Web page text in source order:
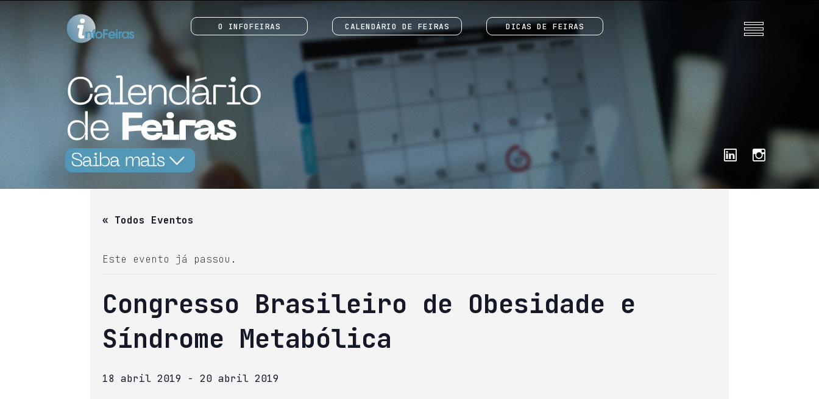
O INFOFEIRAS CALENDÁRIO DE FEIRAS DICAS DE FEIRAS
« Todos Eventos
Este evento já passou.
Congresso Brasileiro de Obesidade e
Síndrome Metabólica
18 abril 2019 - 20 abril 2019